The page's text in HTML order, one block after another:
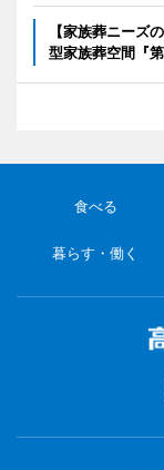
【家族葬ニーズ
型家族葬空間『
食べる
暮らす・働く